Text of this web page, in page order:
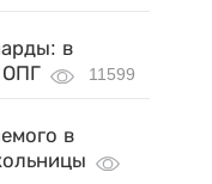
в
ОПГ
11599
в